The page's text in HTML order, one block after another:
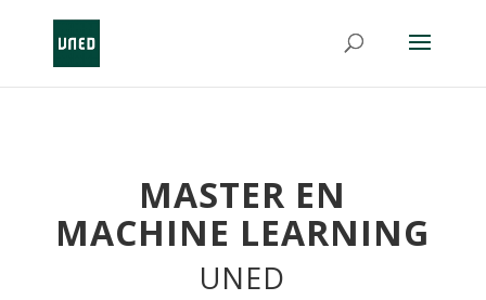
MASTER EN
MACHINE LEARNING
UNED